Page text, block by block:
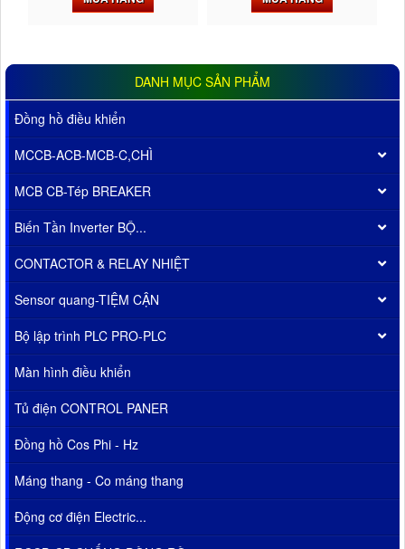
DANH MỤC SẢN PHẨM
Đồng hồ điều khiển
MCCB-ACB-MCB-C,CHÌ
MCB CB-Tép BREAKER
Biến Tần Inverter BỘ...
CONTACTOR & RELAY NHIỆT
Sensor quang-TIỆM CẬN
Bộ lập trình PLC PRO-PLC
Màn hình điều khiển
Tủ điện CONTROL PANER
Đồng hồ Cos Phi - Hz
Máng thang - Co máng thang
Động cơ điện Electric...